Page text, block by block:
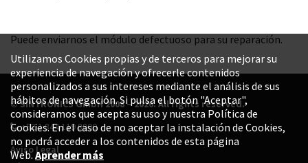
Puede enviarnos el módulo defectuoso para su reparación.
© SINTRONICS GmbH 2008 – 2026. All rights reserved.
+52 1 844 119 8800
Aviso Legal
Utilizamos Cookies propias y de terceros para mejorar su
experiencia de navegación y ofrecerle contenidos
personalizados a sus intereses mediante el análisis de sus
hábitos de navegación. Si pulsa el botón "Aceptar",
consideramos que acepta su uso y nuestra Política de
Cookies. En el caso de no aceptar la instalación de Cookies,
no podrá acceder a los contenidos de esta página
Web.Aprender más